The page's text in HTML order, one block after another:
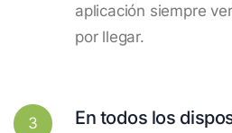
aplicación siempre
por llegar.
3 En todos los